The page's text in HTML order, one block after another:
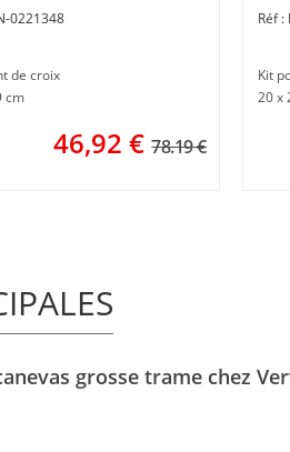
0221348
de croix
cm
46,92 € 78.19 €
Kit
20 x
grosse trame chez